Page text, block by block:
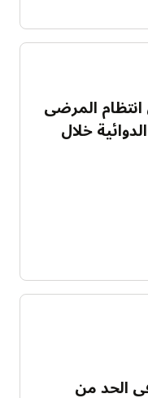
المرضى
خلال
في الحد من